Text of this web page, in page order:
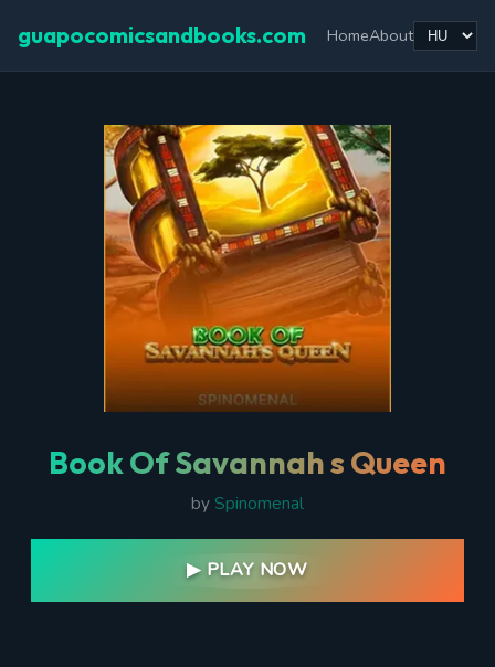
guapocomicsandbooks.com HomeAbout
Book Of Savannah s Queen
by Spinomenal
▶ PLAY NOW